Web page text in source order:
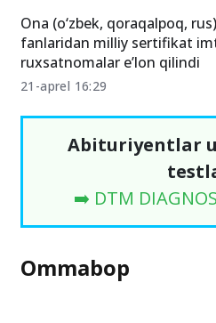
Ona (o‘zbek, qoraqalpoq,
fanlaridan milliy sertifikat
ruxsatnomalar e’lon qilindi
21-aprel 16:29
Abituriyentlar
➡️ DTM
Ommabop